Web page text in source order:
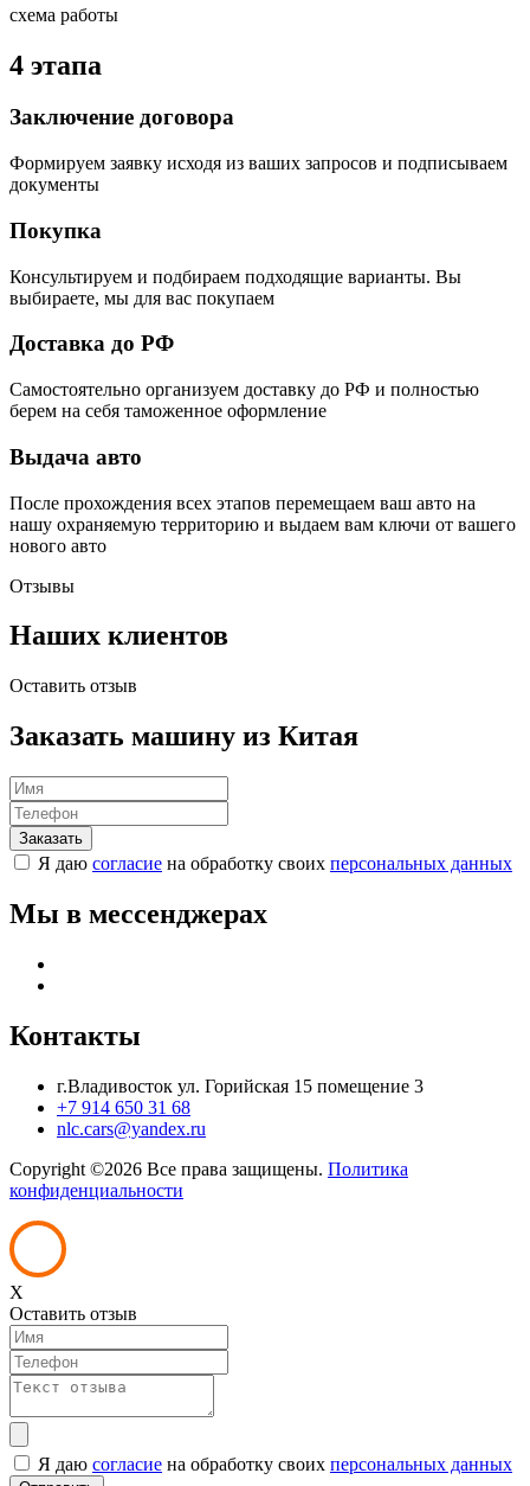
схема работы
4 этапа
Заключение договора
Формируем заявку исходя из ваших запросов и подписываем
документы
Покупка
Консультируем и подбираем подходящие варианты. Вы
выбираете, мы для вас покупаем
Доставка до РФ
Самостоятельно организуем доставку до РФ и полностью
берем на себя таможенное оформление
Выдача авто
После прохождения всех этапов перемещаем ваш авто на
нашу охраняемую территорию и выдаем вам ключи от вашего
нового авто
Отзывы
Наших клиентов
Оставить отзыв
Заказать машину из Китая
Я даю согласие на обработку своих персональных данных
Мы в мессенджерах
Контакты
г.Владивосток ул. Горийская 15 помещение 3
+7 914 650 31 68
nlc.cars@yandex.ru
Copyright ©2026 Все права защищены. Политика
конфиденциальности
X
Оставить отзыв
Я даю согласие на обработку своих персональных данных